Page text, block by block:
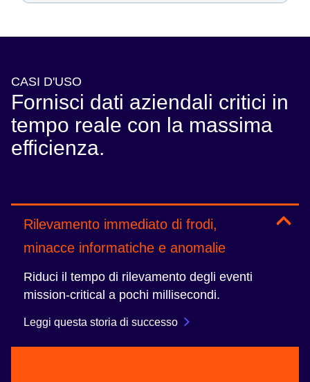
CASI D'USO
Fornisci dati aziendali critici in
tempo reale con la massima
efficienza.
Rilevamento immediato di frodi,
minacce informatiche e anomalie
Riduci il tempo di rilevamento degli eventi
mission-critical a pochi millisecondi.
Leggi questa storia di successo